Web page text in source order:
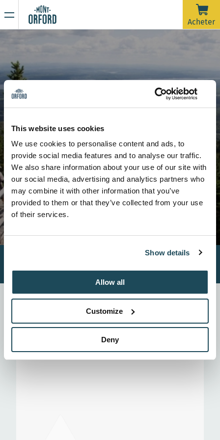
This website uses cookies
We use cookies to personalise content and ads, to
provide social media features and to analyse our traffic.
We also share information about your use of our site with
our social media, advertising and analytics partners who
may combine it with other information that you’ve
provided to them or that they’ve collected from your use
of their services.
Show details
Allow all
Customize
Deny
Acheter
Sentiers et cartes
tarifs
cartes
Partez à la découverte de nos 3 sommets et nos
comme aux amateurs de sensations fortes.
Merci pour la saison !
La saison 2025-26 est officiellement terminée.
Malheureusement, avec la pluie de la dernière semaine et
prévue jusqu'à samedi matin, les pistes nécessiteraient
grand merci à tous les skieurs qui nous ont accompagnés
durant ces plus de 120 jours d'ouverture cette saison.
maintenant fermée à toute activité sportive incluant la
Restez à l’affût de nos prochaines communications pour
connaître la date d’ouverture de la saison estivale de
randonnée.
Merci de votre compréhension et à l'an prochain !